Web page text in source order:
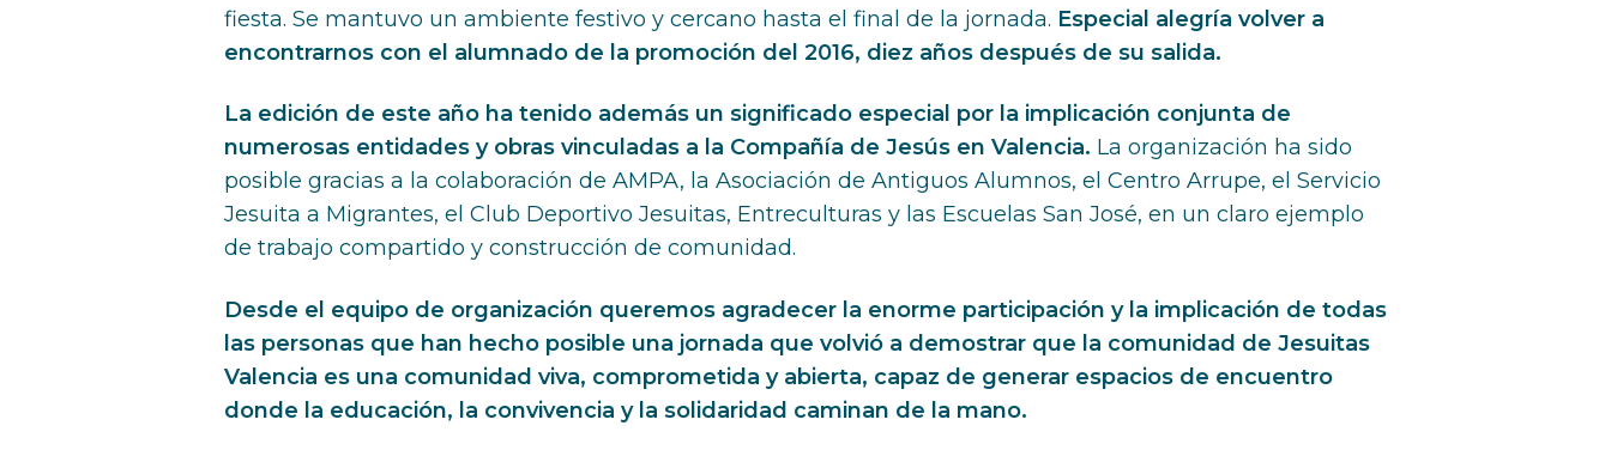
fiesta. Se mantuvo un ambiente festivo y cercano hasta el final de la jornada. Especial alegría volver a
encontrarnos con el alumnado de la promoción del 2016, diez años después de su salida.
La edición de este año ha tenido además un significado especial por la implicación conjunta de
numerosas entidades y obras vinculadas a la Compañía de Jesús en Valencia. La organización ha sido
posible gracias a la colaboración de AMPA, la Asociación de Antiguos Alumnos, el Centro Arrupe, el Servicio
Jesuita a Migrantes, el Club Deportivo Jesuitas, Entreculturas y las Escuelas San José, en un claro ejemplo
de trabajo compartido y construcción de comunidad.
Desde el equipo de organización queremos agradecer la enorme participación y la implicación de todas
las personas que han hecho posible una jornada que volvió a demostrar que la comunidad de Jesuitas
Valencia es una comunidad viva, comprometida y abierta, capaz de generar espacios de encuentro
donde la educación, la convivencia y la solidaridad caminan de la mano.